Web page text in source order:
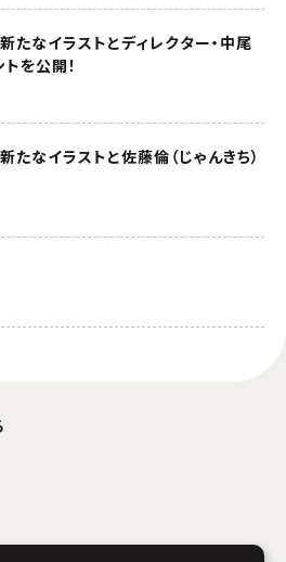
たなイラストとディレクター・中尾
を公開！
なイラストと佐藤倫（じゃんきち）